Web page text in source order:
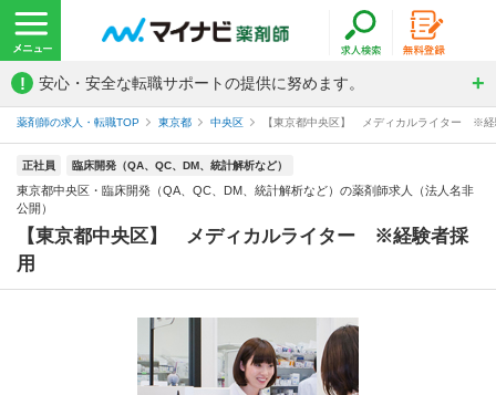
! 安心・安全な転職サポートの提供に努めます。
薬剤師の求人・転職TOP 東京都 中央区 【東京都中央区】 メディカルライター ※経
正社員 臨床開発（QA、QC、DM、統計解析など）
東京都中央区・臨床開発（QA、QC、DM、統計解析など）の薬剤師求人（法人名非
公開）
【東京都中央区】 メディカルライター ※経験者採
用